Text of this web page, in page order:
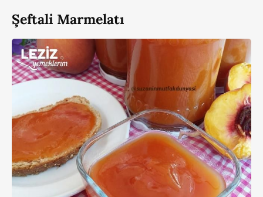
Şeftali Marmelatı